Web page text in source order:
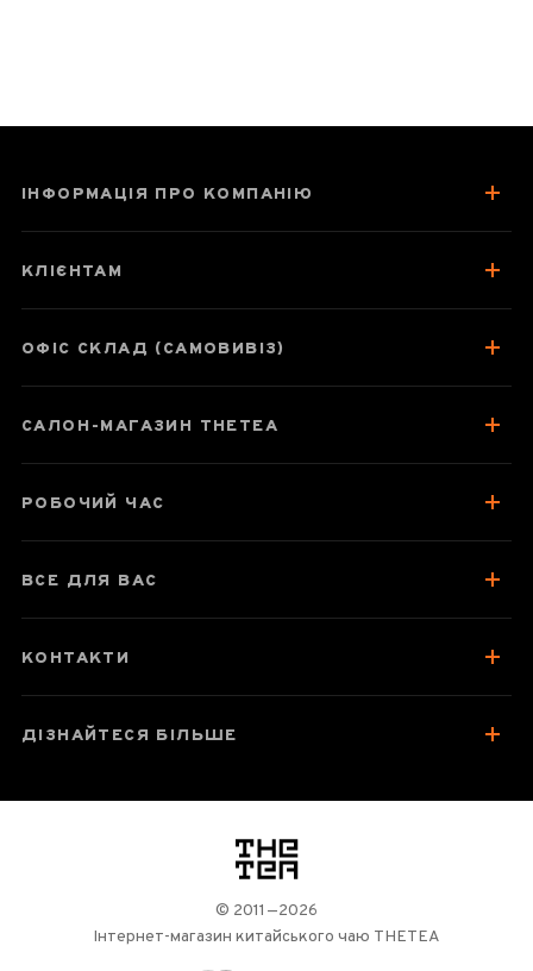
ІНФОРМАЦІЯ ПРО КОМПАНІЮ
КЛІЄНТАМ
ОФІС СКЛАД (САМОВИВІЗ)
САЛОН-МАГАЗИН THETEA
РОБОЧИЙ ЧАС
ВСЕ ДЛЯ ВАС
КОНТАКТИ
ДІЗНАЙТЕСЯ БІЛЬШЕ
логотип
© 2011—2026
Інтернет-магазин китайського чаю THETEA